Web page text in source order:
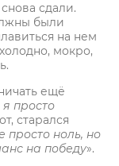
сдали.
были
на нем
мокро,
ещё
просто
старался
просто ноль, но
на победу».